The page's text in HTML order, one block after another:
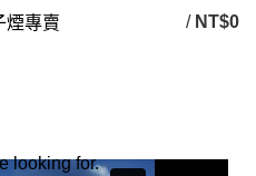
/ NT$0
looking for.